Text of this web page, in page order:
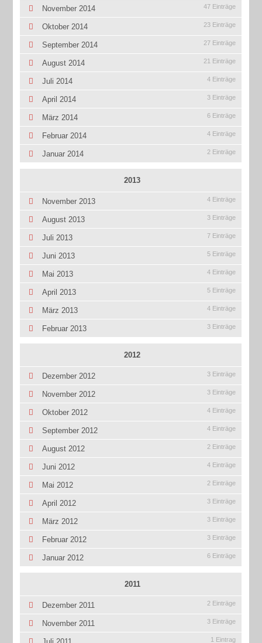
November 2014 47 Einträge
Oktober 2014 23 Einträge
September 2014 27 Einträge
August 2014 21 Einträge
Juli 2014 4 Einträge
April 2014 3 Einträge
März 2014 6 Einträge
Februar 2014 4 Einträge
Januar 2014 2 Einträge
2013
November 2013 4 Einträge
August 2013 3 Einträge
Juli 2013 7 Einträge
Juni 2013 5 Einträge
Mai 2013 4 Einträge
April 2013 5 Einträge
März 2013 4 Einträge
Februar 2013 3 Einträge
2012
Dezember 2012 3 Einträge
November 2012 3 Einträge
Oktober 2012 4 Einträge
September 2012 4 Einträge
August 2012 2 Einträge
Juni 2012 4 Einträge
Mai 2012 2 Einträge
April 2012 3 Einträge
März 2012 3 Einträge
Februar 2012 3 Einträge
Januar 2012 6 Einträge
2011
Dezember 2011 2 Einträge
November 2011 3 Einträge
1 Eintrag